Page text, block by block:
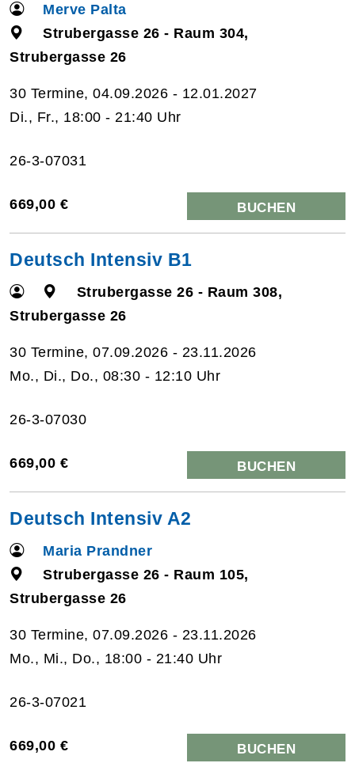
Merve Palta
Strubergasse 26 - Raum 304,
Strubergasse 26
30 Termine, 04.09.2026 - 12.01.2027
Di., Fr., 18:00 - 21:40 Uhr
26-3-07031
669,00 € BUCHEN
Deutsch Intensiv B1
Strubergasse 26 - Raum 308,
Strubergasse 26
30 Termine, 07.09.2026 - 23.11.2026
Mo., Di., Do., 08:30 - 12:10 Uhr
26-3-07030
669,00 € BUCHEN
Deutsch Intensiv A2
Maria Prandner
Strubergasse 26 - Raum 105,
Strubergasse 26
30 Termine, 07.09.2026 - 23.11.2026
Mo., Mi., Do., 18:00 - 21:40 Uhr
26-3-07021
669,00 € BUCHEN